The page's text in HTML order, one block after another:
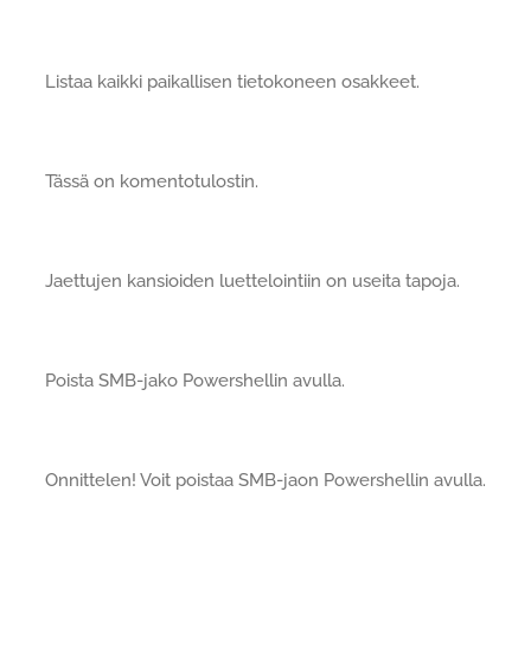
Listaa kaikki paikallisen tietokoneen osakkeet.
Tässä on komentotulostin.
Jaettujen kansioiden luettelointiin on useita tapoja.
Poista SMB-jako Powershellin avulla.
Onnittelen! Voit poistaa SMB-jaon Powershellin avulla.